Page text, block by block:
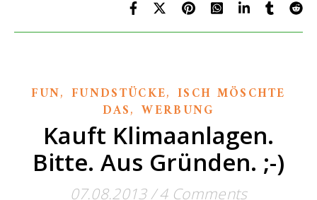
FUN,FUNDSTÜCKE,ISCH MÖSCHTE
DAS,WERBUNG
Kauft Klimaanlagen.
Bitte. Aus Gründen. ;-)
07.08.2013/ 4 Comments